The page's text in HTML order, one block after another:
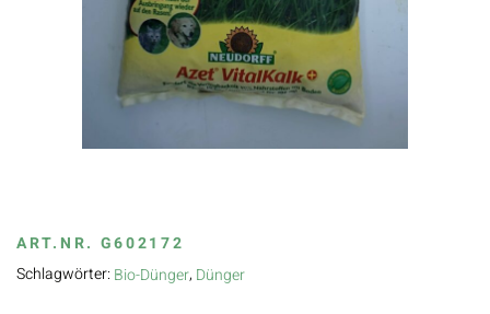
ART.NR. G602172
Schlagwörter: Bio-Dünger, Dünger